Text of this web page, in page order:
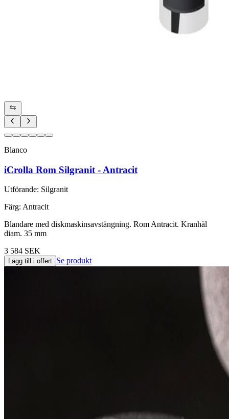
Blanco
iCrolla Rom Silgranit - Antracit
Utförande: Silgranit
Färg: Antracit
Blandare med diskmaskinsavstängning. Rom Antracit. Kranhål
diam. 35 mm
3 584 SEK
Lägg till i offert Se produkt